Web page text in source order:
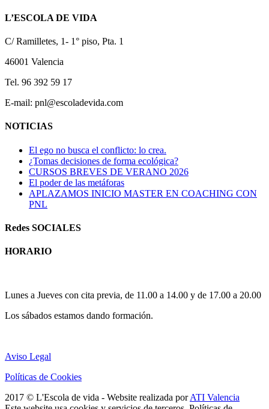
L’ESCOLA DE VIDA
C/ Ramilletes, 1- 1° piso, Pta. 1
46001 Valencia
Tel. 96 392 59 17
E-mail: pnl@escoladevida.com
NOTICIAS
El ego no busca el conflicto: lo crea.
¿Tomas decisiones de forma ecológica?
CURSOS BREVES DE VERANO 2026
El poder de las metáforas
APLAZAMOS INICIO MASTER EN COACHING CON
PNL
Redes SOCIALES
HORARIO
Lunes a Jueves con cita previa, de 11.00 a 14.00 y de 17.00 a 20.00
Los sábados estamos dando formación.
Aviso Legal
Políticas de Cookies
2017 © L'Escola de vida - Website realizada porATI Valencia